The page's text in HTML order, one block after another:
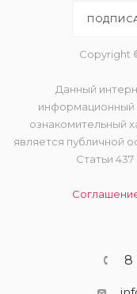
Copyright
Данный
информационный
ознакомительный
является публичной
Статьи
8